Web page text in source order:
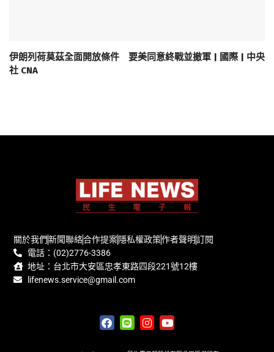
伊朗列荷莫茲全面開放條件 要美同意終戰並撤軍 | 國際 | 中央
社 CNA
關於我們新聞聯絡合作提案隱私權政策作者聲明訂閱
電話：(02)2776-3386
地址：台北市大安區忠孝東路四段221號12樓
lifenews.service@gmail.com